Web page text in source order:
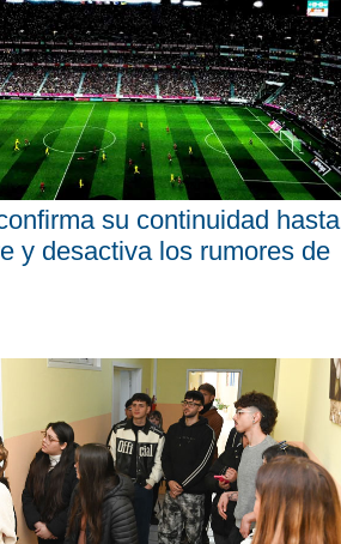
su continuidad hasta
y desactiva los rumores de